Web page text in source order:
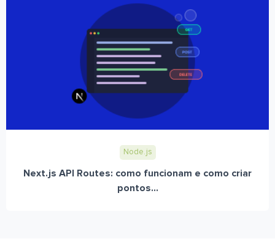
Node.js
Next.js API Routes: como funcionam e como criar
pontos...